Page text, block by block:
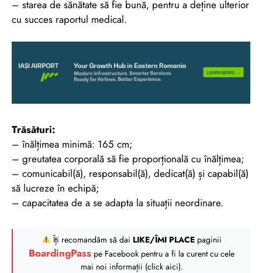
– starea de sănătate să fie bună, pentru a deține ulterior
cu succes raportul medical.
Trăsături:
– înălțimea minimă: 165 cm;
– greutatea corporală să fie proporțională cu înălțimea;
– comunicabil(ă), responsabil(ă), dedicat(ă) și capabil(ă)
să lucreze în echipă;
– capacitatea de a se adapta la situații neordinare.
Îți recomandăm să dai LIKE/ÎMI PLACEpaginii
BoardingPass pe Facebook pentru a fi la curent cu cele
mai noi informații (click aici).